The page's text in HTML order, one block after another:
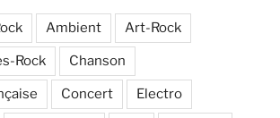
Ambient Art-Rock
Rock Chanson
Concert Electro